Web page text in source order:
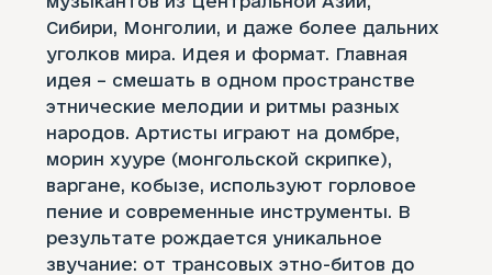
Сибири, Монголии, и даже более дальних
уголков мира. Идея и формат. Главная
идея – смешать в одном пространстве
этнические мелодии и ритмы разных
народов. Артисты играют на домбре,
морин хууре (монгольской скрипке),
варгане, кобызе, используют горловое
пение и современные инструменты. В
результате рождается уникальное
звучание: от трансовых этно-битов до